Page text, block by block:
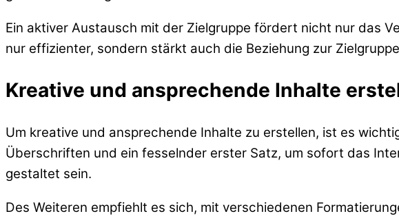
Ein aktiver Austausch mit der Zielgruppe fördert nicht nur das
nur effizienter, sondern stärkt auch die Beziehung zur
Kreative und ansprechende Inhalte
Um kreative und ansprechende Inhalte zu erstellen, ist es
Überschriften und ein fesselnder erster Satz, um sofort das
gestaltet sein.
Des Weiteren empfiehlt es sich, mit verschiedenen